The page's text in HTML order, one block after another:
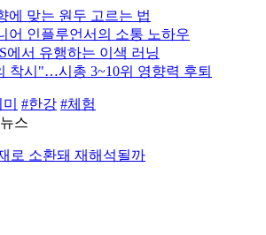
에 맞는 원두 고르는 법
어 인플루언서의 소통 노하우
에서 유행하는 이색 러닝
착시"…시총 3~10위 영향력 후퇴
#한강 #체험
스
로 소환돼 재해석될까